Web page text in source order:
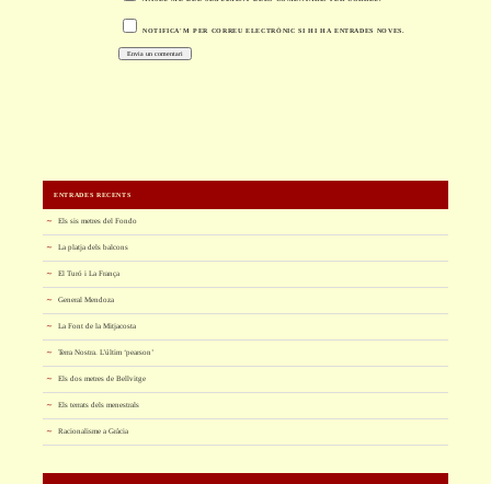
NOTIFICA'M PER CORREU ELECTRÒNIC SI HI HA ENTRADES NOVES.
ENTRADES RECENTS
Els sis metres del Fondo
La platja dels balcons
El Turó i La França
General Mendoza
La Font de la Mitjacosta
Terra Nostra. L’últim ‘pearson’
Els dos metres de Bellvitge
Els terrats dels menestrals
Racionalisme a Gràcia